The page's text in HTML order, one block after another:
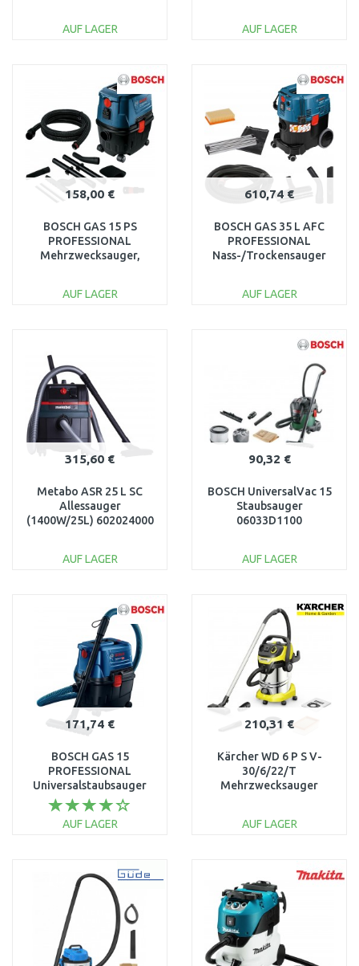
AUF LAGER
Vergleichen
AUF LAGER
Vergleichen
158,00 €
BOSCH GAS 15 PS
PROFESSIONAL
Mehrzwecksauger,
AUF LAGER
610,74 €
BOSCH GAS 35 L AFC
PROFESSIONAL
Nass-/Trockensauger
AUF LAGER
315,60 €
Metabo ASR 25 L SC
Allessauger
(1400W/25L) 602024000
AUF LAGER
Vergleichen
90,32 €
BOSCH UniversalVac 15
Staubsauger
06033D1100
AUF LAGER
Vergleichen
171,74 €
BOSCH GAS 15
PROFESSIONAL
Universalstaubsauger
06019E5000
AUF LAGER
Vergleichen
210,31 €
Kärcher WD 6 P S V-
30/6/22/T
Mehrzwecksauger
AUF LAGER
Vergleichen